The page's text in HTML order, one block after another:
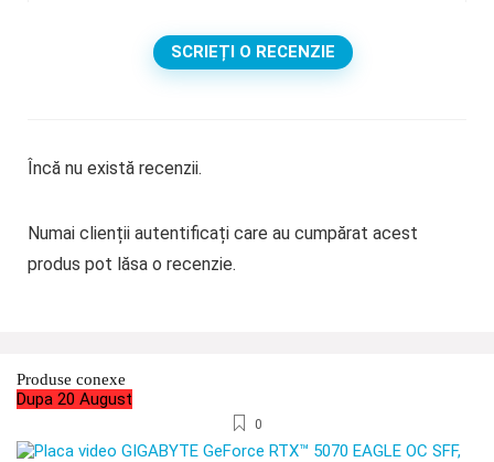
SCRIEȚI O RECENZIE
Încă nu există recenzii.
Numai clienții autentificați care au cumpărat acest
produs pot lăsa o recenzie.
Produse conexe
Dupa 20 August
0